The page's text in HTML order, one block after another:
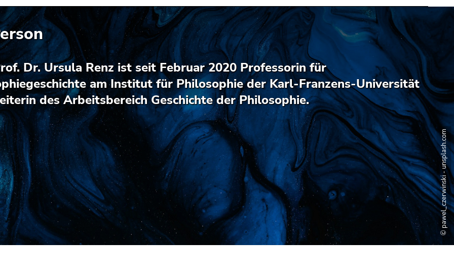
Schließen
Dr. Ursula Renz ist seit Februar 2020 Professorin für
am Institut für Philosophie der Karl-Franzens-Universität
des Arbeitsbereich Geschichte der Philosophie.
© pawel_czerwinski - unsplash.com